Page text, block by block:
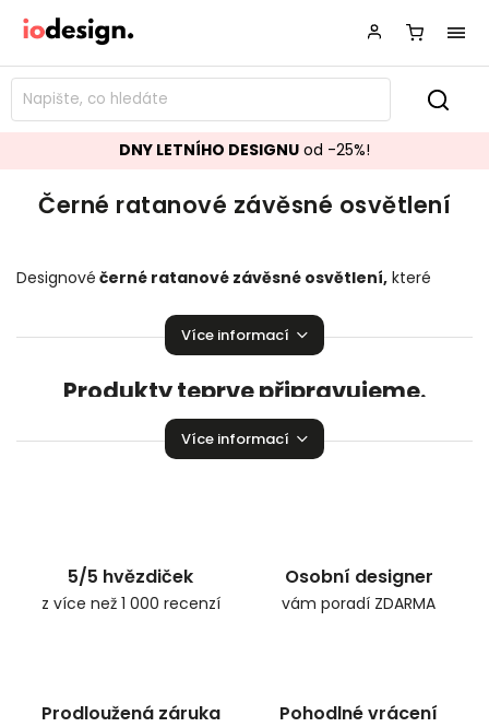
DNY LETNÍHO DESIGNU od -25%!
Černé ratanové závěsné osvětlení
Designové černé ratanové závěsné osvětlení, které
pozvedající úroveň Vaší domácnosti.
Více informací
Produkty teprve připravujeme.
Můžete se ale podívat na ostatní kategorie.
Více informací
5/5 hvězdiček
z více než 1 000 recenzí
Osobní designer
vám poradí ZDARMA
Prodloužená záruka Pohodlné vrácení